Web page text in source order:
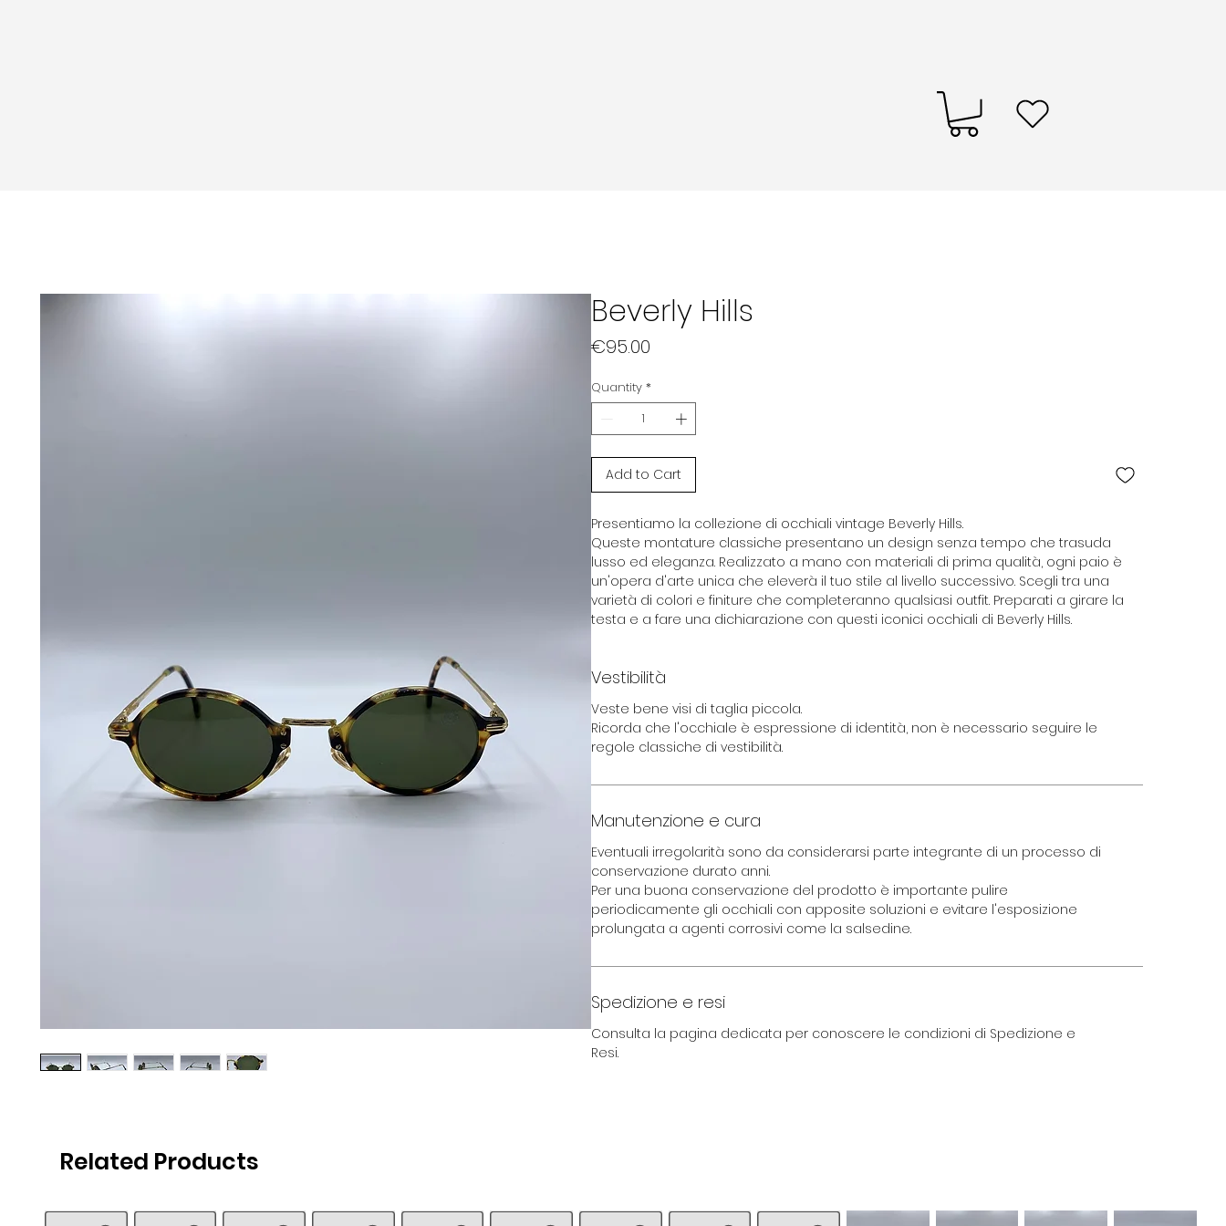
Related Products
Beverly Hills
€95.00
Quantity *
Add to Cart
Presentiamo la collezione di occhiali vintage Beverly Hills.
Queste montature classiche presentano un design senza tempo che trasuda
lusso ed eleganza. Realizzato a mano con materiali di prima qualità, ogni paio è
un'opera d'arte unica che eleverà il tuo stile al livello successivo. Scegli tra una
varietà di colori e finiture che completeranno qualsiasi outfit. Preparati a girare la
testa e a fare una dichiarazione con questi iconici occhiali di Beverly Hills.
Vestibilità
Veste bene visi di taglia piccola.
Ricorda che l'occhiale è espressione di identità, non è necessario seguire le
regole classiche di vestibilità.
Manutenzione e cura
Eventuali irregolarità sono da considerarsi parte integrante di un processo di
conservazione durato anni.
Per una buona conservazione del prodotto è importante pulire
periodicamente gli occhiali con apposite soluzioni e evitare l'esposizione
prolungata a agenti corrosivi come la salsedine.
Spedizione e resi
Consulta la pagina dedicata per conoscere le condizioni di Spedizione e
Resi.